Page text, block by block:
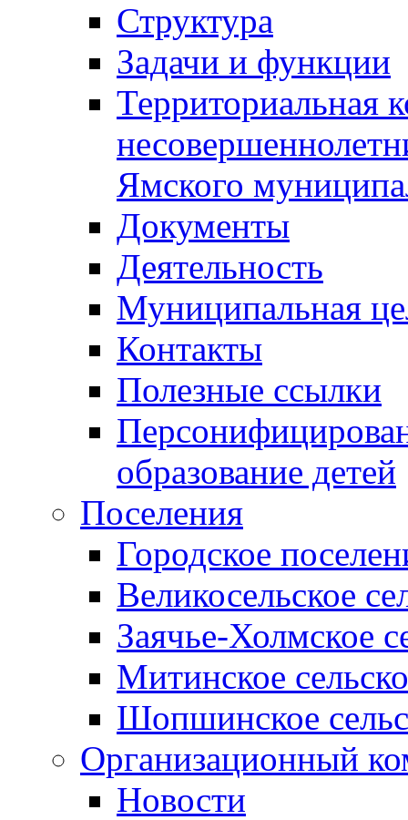
Структура
Задачи и функции
Территориальная
Ямского
Документы
Деятельность
Муниципальная
Контакты
Полезные ссылки
образование детей
Поселения
Городское
Великосельское
Заячье-Холмское
Митинское
Шопшинское
Организационный
Новости